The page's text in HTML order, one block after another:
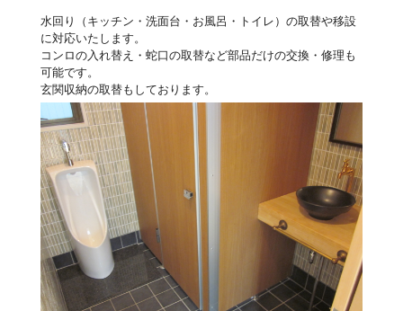
水回り（キッチン・洗面台・お風呂・トイレ）の取替や移設
に対応いたします。
コンロの入れ替え・蛇口の取替など部品だけの交換・修理も
可能です。
玄関収納の取替もしております。